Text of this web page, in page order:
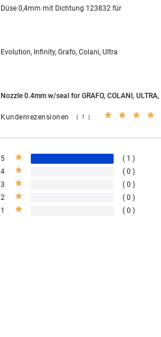
Düse 0,4mm mit Dichtung 123832 für
Evolution, Infinity, Grafo, Colani, Ultra
Nozzle 0.4mm w/seal for GRAFO, COLANI, ULTRA,
Kundenrezensionen (1)
5
1
4
0
3
0
2
0
1
0